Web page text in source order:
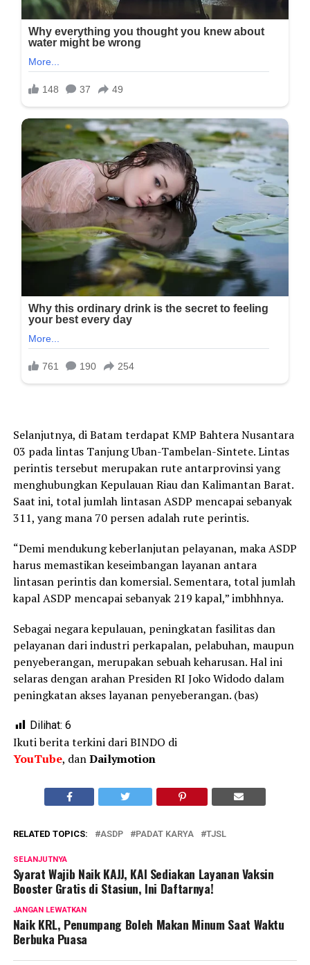
Selanjutnya, di Batam terdapat KMP Bahtera Nusantara
03 pada lintas Tanjung Uban-Tambelan-Sintete. Lintas
perintis tersebut merupakan rute antarprovinsi yang
menghubungkan Kepulauan Riau dan Kalimantan Barat.
Saat ini, total jumlah lintasan ASDP mencapai sebanyak
311, yang mana 70 persen adalah rute perintis.
“Demi mendukung keberlanjutan pelayanan, maka ASDP
harus memastikan keseimbangan layanan antara
lintasan perintis dan komersial. Sementara, total jumlah
kapal ASDP mencapai sebanyak 219 kapal,” imbhhnya.
Sebagai negara kepulauan, peningkatan fasilitas dan
pelayanan dari industri perkapalan, pelabuhan, maupun
penyeberangan, merupakan sebuah keharusan. Hal ini
selaras dengan arahan Presiden RI Joko Widodo dalam
peningkatan akses layanan penyeberangan. (bas)
Dilihat: 6
Ikuti berita terkini dari BINDO di
YouTube, danDailymotion
RELATED TOPICS: ASDP PADAT KARYA TJSL
SELANJUTNYA
Syarat Wajib Naik KAJJ, KAI Sediakan Layanan Vaksin
Booster Gratis di Stasiun, Ini Daftarnya!
JANGAN LEWATKAN
Naik KRL, Penumpang Boleh Makan Minum Saat Waktu
Berbuka Puasa